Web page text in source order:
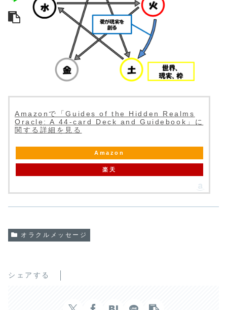
Amazonで「Guides of the Hidden Realms
Oracle: A 44-card Deck and Guidebook」に
関する詳細を見る
Amazon
楽天
オラクルメッセージ
シェアする